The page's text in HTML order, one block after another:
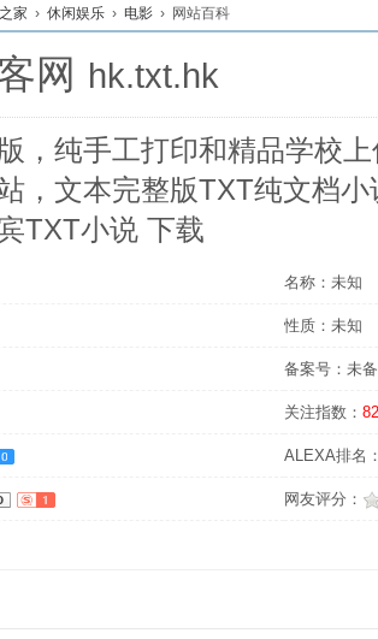
家 › 休闲娱乐 › 电影 › 网站百科
网 hk.txt.hk
，纯手工打印和精品学校
，文本完整版TXT纯文档
TXT小说 下载
名称：未知
性质：未知
备案号：未
关注指数：
ALEXA排名
网友评分：